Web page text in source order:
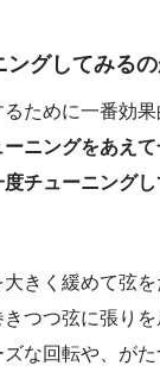
ングしてみる
ために一番効果
ニングをあえ
チューニングし
きく緩めて弦
つつ弦に張り
な回転や、が